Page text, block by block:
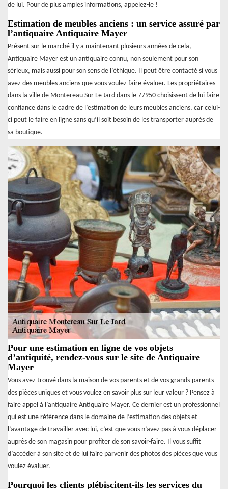
de lui. Pour de plus amples informations, appelez-le !
Estimation de meubles anciens : un service assuré par
l’antiquaire Antiquaire Mayer
Présent sur le marché il y a maintenant plusieurs années de cela,
Antiquaire Mayer est un antiquaire connu, non seulement pour son
sérieux, mais aussi pour son sens de l’éthique. Il peut être contacté si vous
avez des meubles anciens que vous voulez faire évaluer. Les propriétaires
dans la ville de Montereau Sur Le Jard dans le 77950 choisissent de lui faire
confiance dans le cadre de l’estimation de leurs meubles anciens, car celui-
ci peut le faire en ligne sans qu’il soit besoin de les transporter auprès de
sa boutique.
Pour une estimation en ligne de vos objets
d’antiquité, rendez-vous sur le site de Antiquaire
Mayer
Vous avez trouvé dans la maison de vos parents et de vos grands-parents
des pièces uniques et vous voulez en savoir plus sur leur valeur ? Pensez à
faire appel à l’antiquaire Antiquaire Mayer. Ce dernier est un professionnel
qui est une référence dans le domaine de l’estimation des objets et
l’avantage de travailler avec lui, c’est que vous n’avez pas à vous déplacer
auprès de son magasin pour profiter de son savoir-faire. Il vous suffit
d’accéder à son site et de lui faire parvenir des photos des pièces que vous
voulez évaluer.
Pourquoi les clients plébiscitent-ils les services du